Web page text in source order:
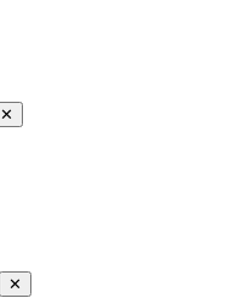
✕
✕